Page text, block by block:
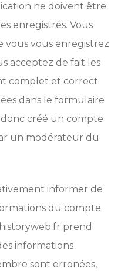
ne doivent être
enregistrés. Vous
vous vous enregistrez
acceptez de fait les
complet et correct
dans le formulaire
donc créé un compte
un modérateur du
informer de
du compte
prend
informations
sont erronées,